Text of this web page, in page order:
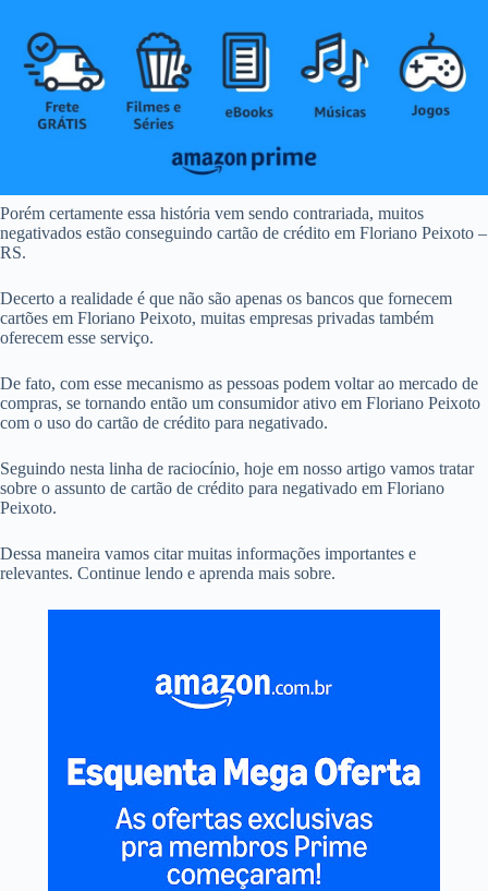
Porém certamente essa história vem sendo contrariada, muitos
negativados estão conseguindo cartão de crédito em Floriano Peixoto –
RS.
Decerto a realidade é que não são apenas os bancos que fornecem
cartões em Floriano Peixoto, muitas empresas privadas também
oferecem esse serviço.
De fato, com esse mecanismo as pessoas podem voltar ao mercado de
compras, se tornando então um consumidor ativo em Floriano Peixoto
com o uso do cartão de crédito para negativado.
Seguindo nesta linha de raciocínio, hoje em nosso artigo vamos tratar
sobre o assunto de cartão de crédito para negativado em Floriano
Peixoto.
Dessa maneira vamos citar muitas informações importantes e
relevantes. Continue lendo e aprenda mais sobre.